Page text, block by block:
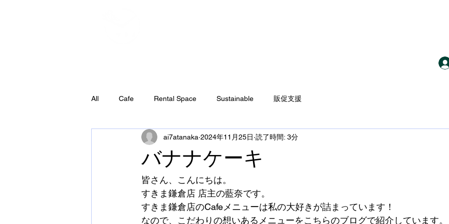
All Cafe Rental Space Sustainable 販促支援
バナナケーキ
ai7atanaka 2024年11月25日 読了時間: 3分
皆さん、こんにちは。
すきま鎌倉店 店主の藍奈です。
すきま鎌倉店のCafeメニューは私の大好きが詰まっています！
なので、こだわりの想いあるメニューをこちらのブログで紹介しています。